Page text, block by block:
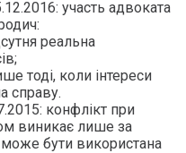
участь адвоката
реальна
тоді, коли інтереси
справу.
конфлікт при
виникає лише за
може бути використана